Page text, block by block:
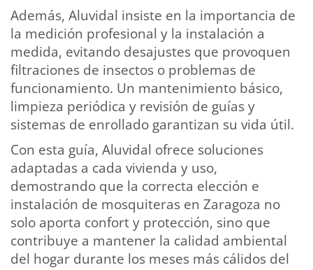
Además, Aluvidal insiste en la importancia de
la medición profesional y la instalación a
medida, evitando desajustes que provoquen
filtraciones de insectos o problemas de
funcionamiento. Un mantenimiento básico,
limpieza periódica y revisión de guías y
sistemas de enrollado garantizan su vida útil.
Con esta guía, Aluvidal ofrece soluciones
adaptadas a cada vivienda y uso,
demostrando que la correcta elección e
instalación de mosquiteras en Zaragoza no
solo aporta confort y protección, sino que
contribuye a mantener la calidad ambiental
del hogar durante los meses más cálidos del